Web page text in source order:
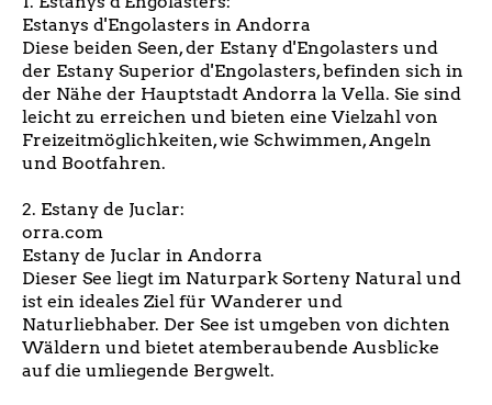
Estanys d'Engolasters in Andorra
Diese beiden Seen, der Estany d'Engolasters und
der Estany Superior d'Engolasters, befinden sich in
der Nähe der Hauptstadt Andorra la Vella. Sie sind
leicht zu erreichen und bieten eine Vielzahl von
Freizeitmöglichkeiten, wie Schwimmen, Angeln
und Bootfahren.
2. Estany de Juclar:
orra.com
Estany de Juclar in Andorra
Dieser See liegt im Naturpark Sorteny Natural und
ist ein ideales Ziel für Wanderer und
Naturliebhaber. Der See ist umgeben von dichten
Wäldern und bietet atemberaubende Ausblicke
auf die umliegende Bergwelt.